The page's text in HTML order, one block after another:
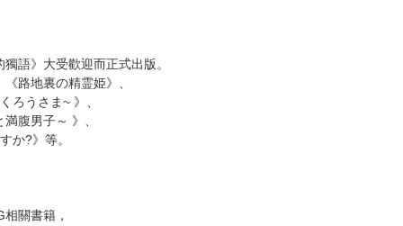
即將發生巨變。
。
無法點頭答應。
分。